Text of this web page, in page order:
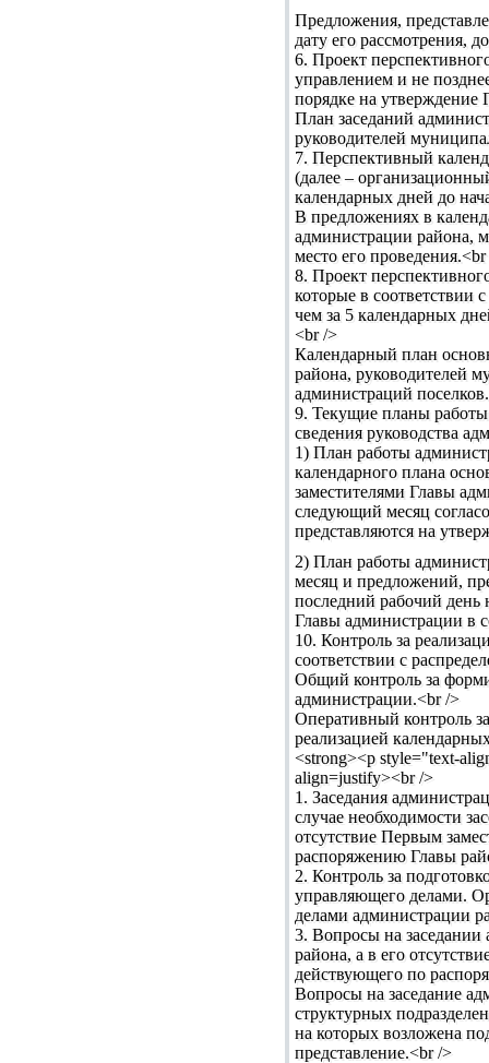
Предложения,
дату его рассмотрения,
6. Проект
управлением и не
порядке на утверждение
План заседаний
руководителей
7. Перспективный
(далее –
календарных дней до
В предложениях в
администрации района,
место его
8. Проект
которые в соответствии
чем за 5 календарных
<br />
Календарный план
района, руководителей
администраций
9. Текущие планы
сведения руководства
1) План работы
календарного плана
заместителями Главы
следующий месяц
представляются на
2) План работы
месяц и предложений,
последний рабочий день
Главы администрации в
10. Контроль за
соответствии с
Общий контроль за
администрации.<br />
Оперативный контроль
реализацией
<strong><p
align=justify><br />
1. Заседания
случае необходимости
отсутствие Первым
распоряжению Главы
2. Контроль за
управляющего делами.
делами администрации
3. Вопросы на заседании
района, а в его
действующего по
Вопросы на заседание
структурных
на которых возложена
представление.<br />